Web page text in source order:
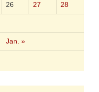
Jan. »
26 27 28